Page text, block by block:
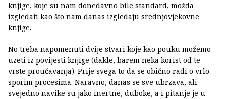
knjige, koje su nam donedavno bile standard, možda
izgledati kao što nam danas izgledaju srednjovjekovne
knjige.
No treba napomenuti dvije stvari koje kao pouku možemo
uzeti iz povijesti knjige (dakle, barem neka korist od te
vrste proučavanja). Prije svega to da se obično radi o vrlo
sporim procesima. Naravno, danas se sve ubrzava, ali
svejedno navike su jako inertne, duboke, a i pitanje je u